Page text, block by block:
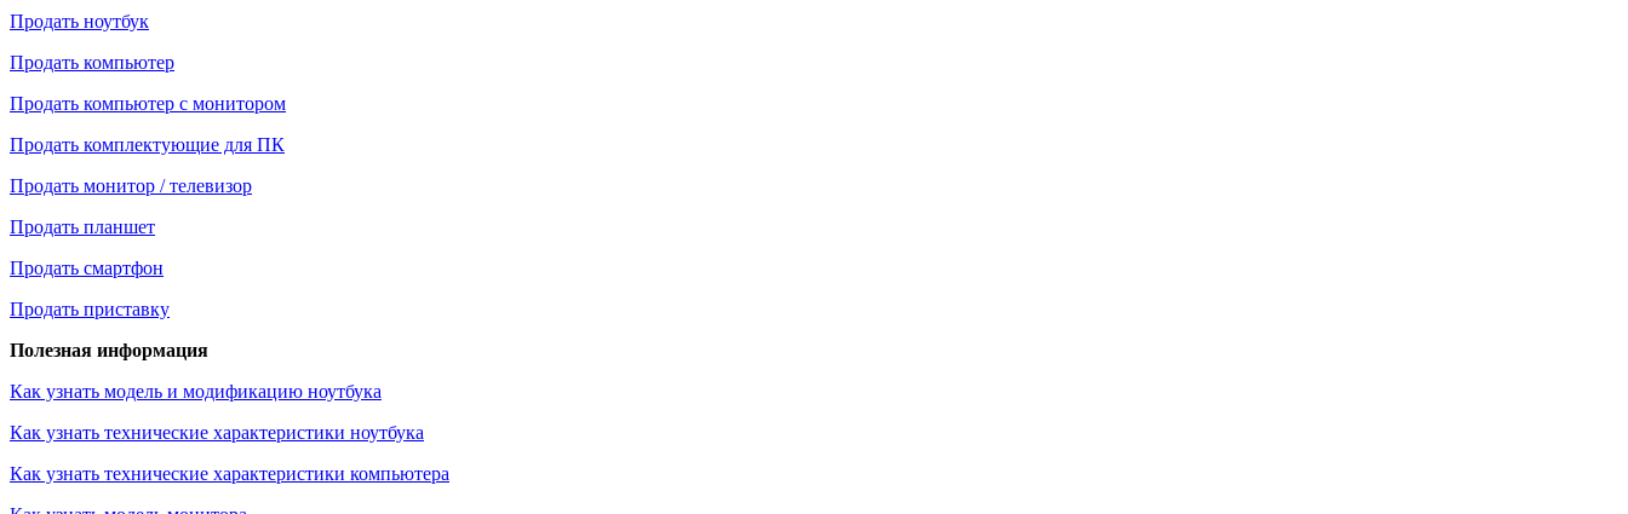
Продать ноутбук
Продать компьютер
Продать компьютер с монитором
Продать комплектующие для ПК
Продать монитор / телевизор
Продать планшет
Продать смартфон
Продать приставку
Полезная информация
Как узнать модель и модификацию ноутбука
Как узнать технические характеристики ноутбука
Как узнать технические характеристики компьютера